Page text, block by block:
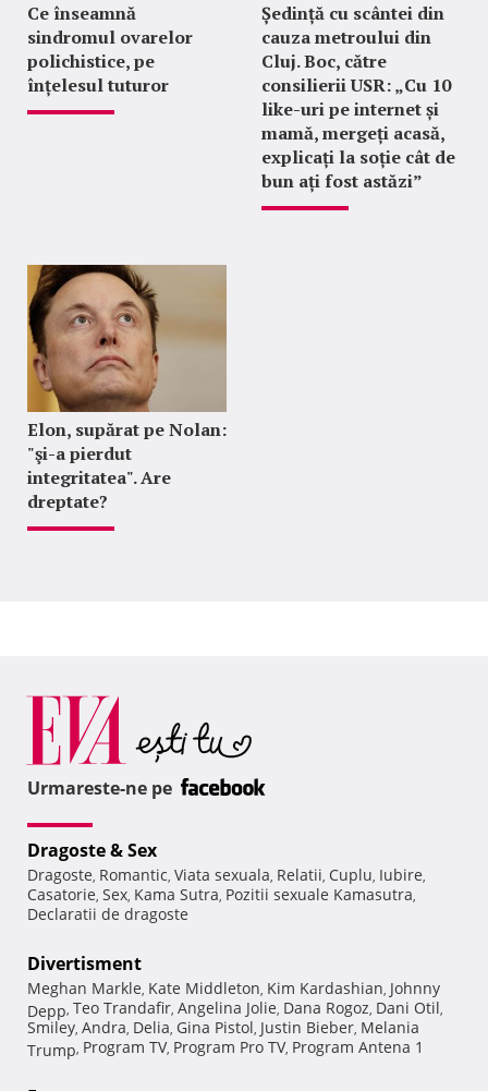
Ce înseamnă
sindromul ovarelor
polichistice, pe
înțelesul tuturor
Ședință cu scântei din
cauza metroului din
Cluj. Boc, către
consilierii USR: „Cu 10
like-uri pe internet și
mamă, mergeți acasă,
explicați la soție cât de
bun ați fost astăzi”
Elon, supărat pe Nolan:
"şi-a pierdut
integritatea". Are
dreptate?
Urmareste-ne pe
Dragoste & Sex
Dragoste, Romantic, Viata sexuala, Relatii, Cuplu, Iubire,
Casatorie, Sex, Kama Sutra, Pozitii sexuale Kamasutra,
Declaratii de dragoste
Divertisment
Meghan Markle, Kate Middleton, Kim Kardashian, Johnny
Depp, Teo Trandafir, Angelina Jolie, Dana Rogoz, Dani Otil,
Smiley, Andra, Delia, Gina Pistol, Justin Bieber, Melania
Trump, Program TV, Program Pro TV, Program Antena 1